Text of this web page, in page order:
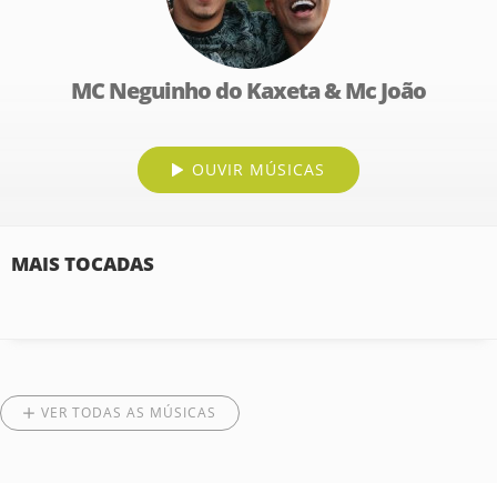
MC Neguinho do Kaxeta & Mc João
OUVIR MÚSICAS
MAIS TOCADAS
VER TODAS AS MÚSICAS